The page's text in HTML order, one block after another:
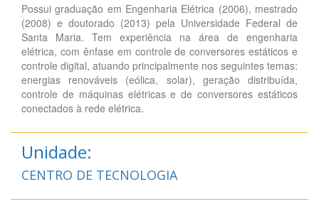
Possui graduação em Engenharia Elétrica (2006), mestrado
(2008) e doutorado (2013) pela Universidade Federal de
Santa Maria. Tem experiência na área de engenharia
elétrica, com ênfase em controle de conversores estáticos e
controle digital, atuando principalmente nos seguintes temas:
energias renováveis (eólica, solar), geração distribuída,
controle de máquinas elétricas e de conversores estáticos
conectados à rede elétrica.
Unidade:
CENTRO DE TECNOLOGIA